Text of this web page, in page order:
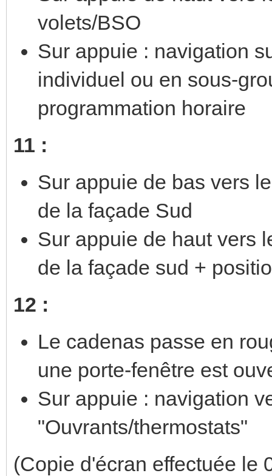
volets/BSO
Sur appuie : navigation
individuel ou en sous-
programmation horaire
11 :
Sur appuie de bas vers
de la façade Sud
Sur appuie de haut vers
de la façade sud +
12 :
Le cadenas passe en
une porte-fenêtre est
Sur appuie : navigation
"Ouvrants/thermostats"
(Copie d'écran effectuée le